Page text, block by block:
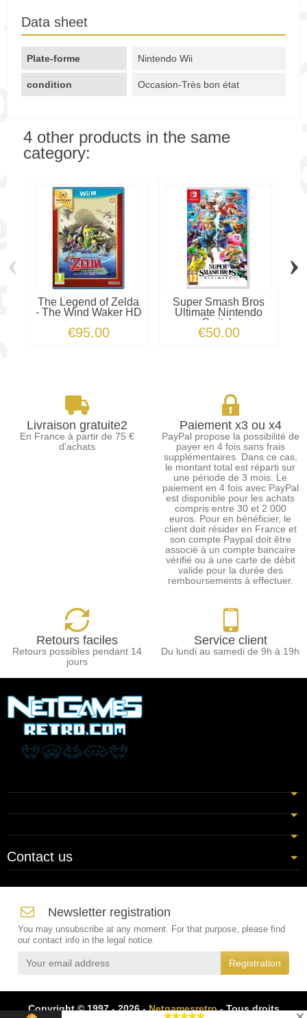
Data sheet
Plate-forme Nintendo Wii
condition Occasion-Très bon état
4 other products in the same
category:
The Legend of Zelda
- The Wind Waker HD
€95.00
Super Smash Bros
Ultimate Nintendo
Switch
€50.00
‹ ›
Livraison gratuite2
En France à partir de 75 €
d'achats
Paiement x3 ou x4
PayPal propose la possibilité de
payer en 4 fois sans frais
supplémentaires. Dans ce cas,
le montant total est réparti sur
une période de 3 mois. Le
paiement en 4 fois avec PayPal
est disponible pour les achats
compris entre 30 et 2 000
euros. Pour en bénéficier, le
client doit résider en France et
son compte Paypal doit être
associé à un compte bancaire
vérifié ou à une carte de débit
valide pour la durée des
remboursements à effectuer.
Retours faciles
Retours possibles pendant 14
jours
Service client
Du lundi au samedi de 9h à 19h
Contact us
Newsletter registration
You may unsubscribe at any moment. For that purpose, please find
our contact info in the legal notice.
Copyright © 1997 - 2026 -Netgamesretro- Tous droits